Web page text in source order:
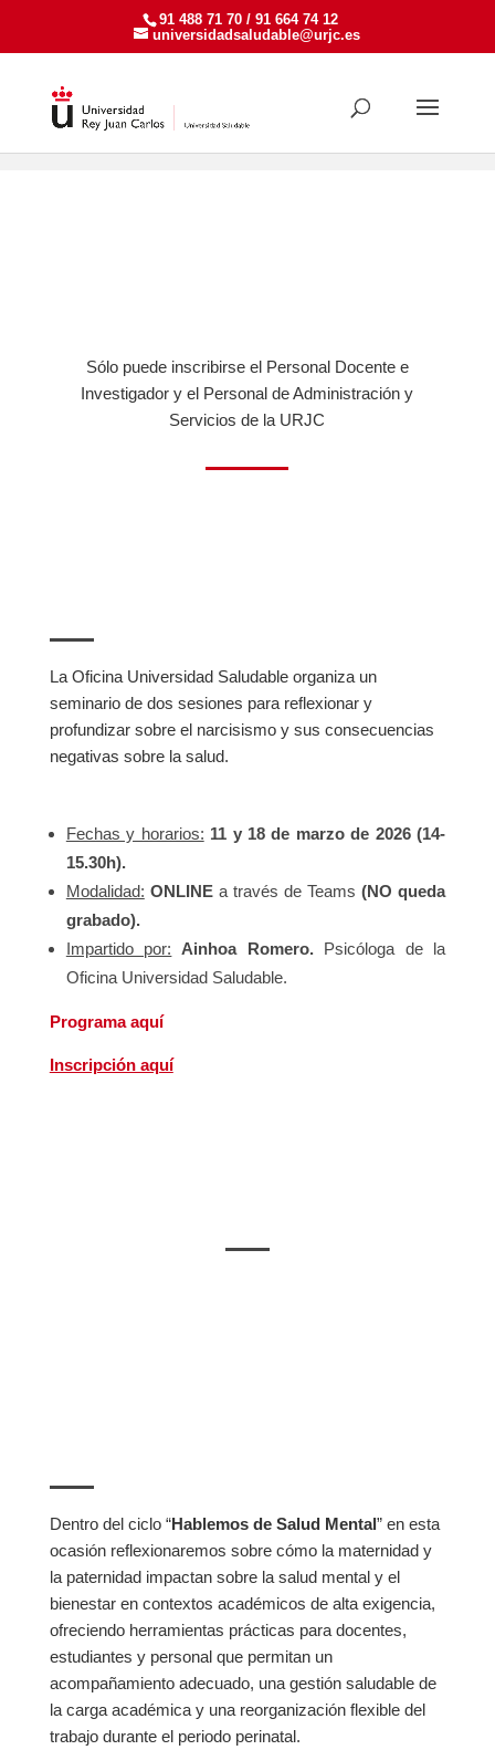
91 488 71 70 / 91 664 74 12
universidadsaludable@urjc.es
Actividades PDI y PTGAS>
Sólo puede inscribirse el Personal Docente e
Investigador y el Personal de Administración y
Servicios de la URJC
La Oficina Universidad Saludable organiza un
seminario de dos sesiones para reflexionar y
profundizar sobre el narcisismo y sus consecuencias
negativas sobre la salud.
Fechas y horarios: 11 y 18 de marzo de 2026 (14-
15.30h).
Modalidad: ONLINE a través de Teams (NO queda
grabado).
Impartido por: Ainhoa Romero. Psicóloga de la
Oficina Universidad Saludable.
Programa aquí
Inscripción aquí
Dentro del ciclo “Hablemos de Salud Mental” en esta
ocasión reflexionaremos sobre cómo la maternidad y
la paternidad impactan sobre la salud mental y el
bienestar en contextos académicos de alta exigencia,
ofreciendo herramientas prácticas para docentes,
estudiantes y personal que permitan un
acompañamiento adecuado, una gestión saludable de
la carga académica y una reorganización flexible del
trabajo durante el periodo perinatal.